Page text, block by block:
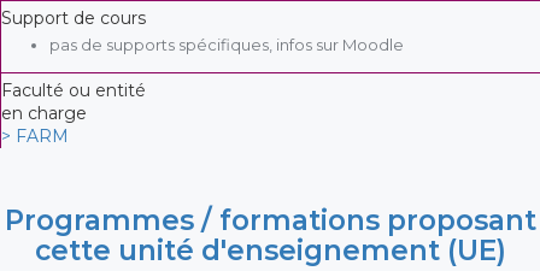
Support de cours
pas de supports spécifiques, infos sur Moodle
Faculté ou entité
en charge
> FARM
Programmes / formations proposant
cette unité d'enseignement (UE)